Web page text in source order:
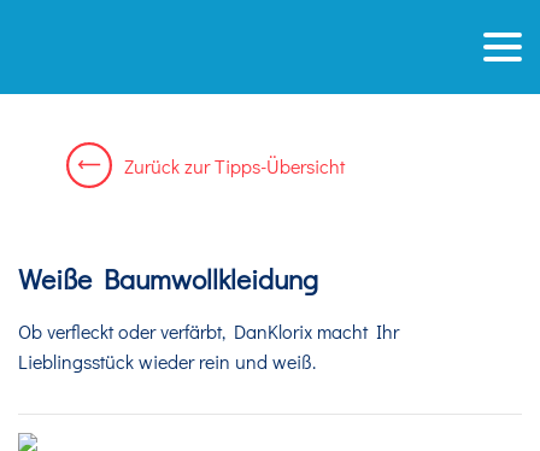
Zurück zur Tipps-Übersicht
Weiße Baumwollkleidung
Ob verfleckt oder verfärbt, DanKlorix macht Ihr
Lieblingsstück wieder rein und weiß.